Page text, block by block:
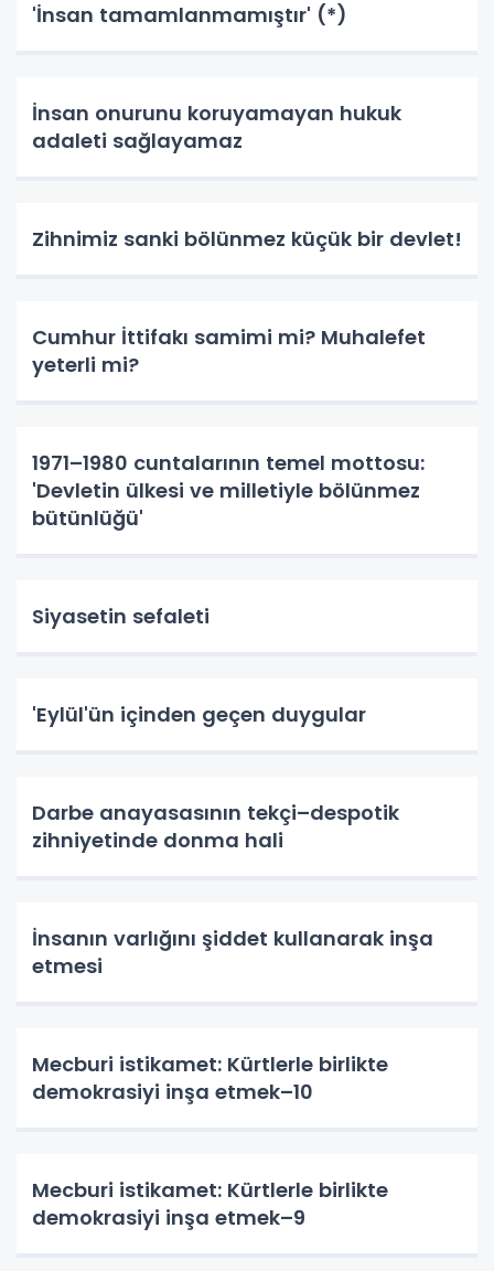
'İnsan tamamlanmamıştır' (*)
İnsan onurunu koruyamayan hukuk
adaleti sağlayamaz
Zihnimiz sanki bölünmez küçük bir devlet!
Cumhur İttifakı samimi mi? Muhalefet
yeterli mi?
1971–1980 cuntalarının temel mottosu:
'Devletin ülkesi ve milletiyle bölünmez
bütünlüğü'
Siyasetin sefaleti
'Eylül'ün içinden geçen duygular
Darbe anayasasının tekçi–despotik
zihniyetinde donma hali
İnsanın varlığını şiddet kullanarak inşa
etmesi
Mecburi istikamet: Kürtlerle birlikte
demokrasiyi inşa etmek–10
Mecburi istikamet: Kürtlerle birlikte
demokrasiyi inşa etmek–9